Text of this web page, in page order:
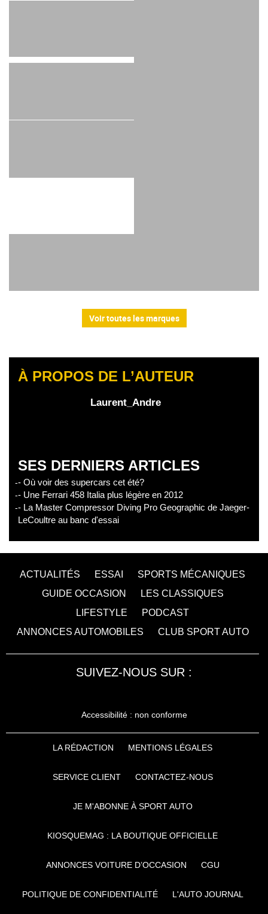
Voir toutes les marques
À PROPOS DE L’AUTEUR
Laurent_Andre
SES DERNIERS ARTICLES
- Où voir des supercars cet été?
- Une Ferrari 458 Italia plus légère en 2012
- La Master Compressor Diving Pro Geographic de Jaeger-
LeCoultre au banc d'essai
ACTUALITÉS ESSAI
SPORTS MÉCANIQUES
GUIDE OCCASION
LES CLASSIQUES
LIFESTYLE
PODCAST
ANNONCES AUTOMOBILES
CLUB SPORT AUTO
SUIVEZ-NOUS SUR :
Accessibilité : non conforme
LA RÉDACTION MENTIONS LÉGALES
SERVICE CLIENT CONTACTEZ-NOUS
JE M'ABONNE À SPORT AUTO
KIOSQUEMAG : LA BOUTIQUE OFFICIELLE
ANNONCES VOITURE D’OCCASION CGU
POLITIQUE DE CONFIDENTIALITÉ L'AUTO JOURNAL